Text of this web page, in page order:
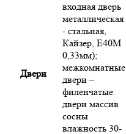
Двери
входная дверь
металлическая
- стальная,
Кайзер, Е40М
0,33мм);
межкомнатные
двери –
филенчатые
двери массив
сосны
влажность 30-